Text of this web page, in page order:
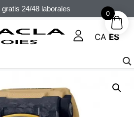
24/48 laborales
CA ES
0